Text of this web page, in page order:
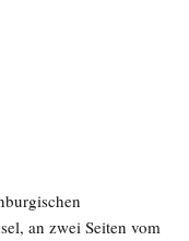
an zwei Seiten vom